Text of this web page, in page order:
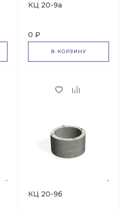
КЦ 20-9а
0 ₽
В КОРЗИНУ
КЦ 20-9б